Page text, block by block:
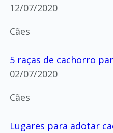
12/07/2020
Cães
5 raças de cachorro
02/07/2020
Cães
Lugares para adotar